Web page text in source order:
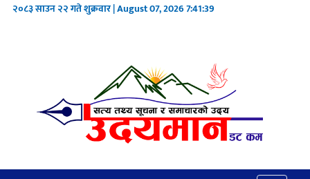
२०८३ साउन २२ गते शुक्रवार | August 07, 20267:41:39